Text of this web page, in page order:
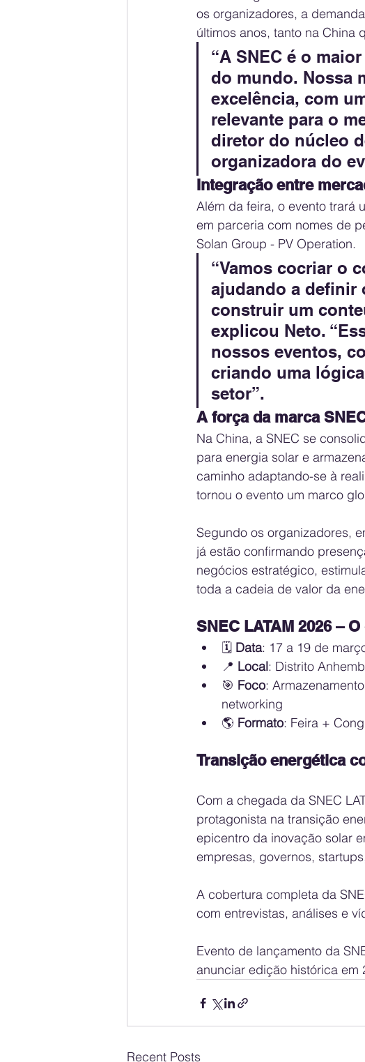
os organizadores, a
últimos anos, tanto na China
“A SNEC é o
do mundo. Nossa
excelência, com
relevante para o
diretor do núcleo
organizadora do
Integração entre
Além da feira, o evento trará
em parceria com nomes de
Solan Group - PV Operation.
“Vamos cocriar o
ajudando a definir
construir um
explicou Neto.
nossos eventos,
criando uma
setor”.
A força da marca
Na China, a SNEC se
para energia solar e
caminho adaptando-se à
tornou o evento um marco
Segundo os organizadores,
já estão confirmando
negócios estratégico,
toda a cadeia de valor da
SNEC LATAM 2026 –
🗓 Data: 17 a 19 de
📍 Local: Distrito
🎯 Foco:
networking
🌎 Formato: Feira +
Transição energética
Com a chegada da SNEC
protagonista na transição
epicentro da inovação solar
empresas, governos,
A cobertura completa da
com entrevistas, análises e
Evento de lançamento da
anunciar edição histórica em
Recent Posts